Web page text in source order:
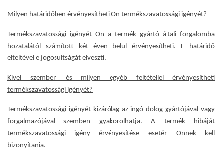
Milyen határidőben érvényesítheti Ön termékszavatossági igényét?
Termékszavatossági igényét Ön a termék gyártó általi forgalomba
hozatalától számított két éven belül érvényesítheti. E határidő
elteltével e jogosultságát elveszti.
Kivel szemben és milyen egyéb feltétellel érvényesítheti
termékszavatossági igényét?
Termékszavatossági igényét kizárólag az ingó dolog gyártójával vagy
forgalmazójával szemben gyakorolhatja. A termék hibáját
termékszavatossági igény érvényesítése esetén Önnek kell
bizonyítania.